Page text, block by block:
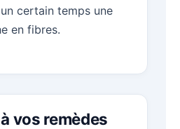
certain temps une
en fibres.
vos remèdes